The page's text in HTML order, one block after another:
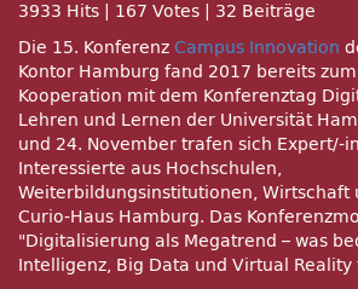
3933 Hits
167 Votes
32 Beiträge
Die 15. Konferenz Campus Innovation
Kontor Hamburg fand 2017 bereits
Kooperation mit dem Konferenztag
Lehren und Lernen der Universität
und 24. November trafen sich Expert/-
Interessierte aus Hochschulen,
Weiterbildungsinstitutionen, Wirtschaft
Curio-Haus Hamburg. Das
Digitalisierung als Megatrend – was
Intelligenz, Big Data und Virtual Reality